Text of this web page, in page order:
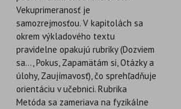
Vekuprimeranosť je
samozrejmosťou. V kapitolách sa
okrem výkladového textu
pravidelne opakujú rubriky (Dozviem
sa…, Pokus, Zapamätám si, Otázky a
úlohy, Zaujímavosť), čo sprehľadňuje
orientáciu v učebnici. Rubrika
Metóda sa zameriava na fyzikálne